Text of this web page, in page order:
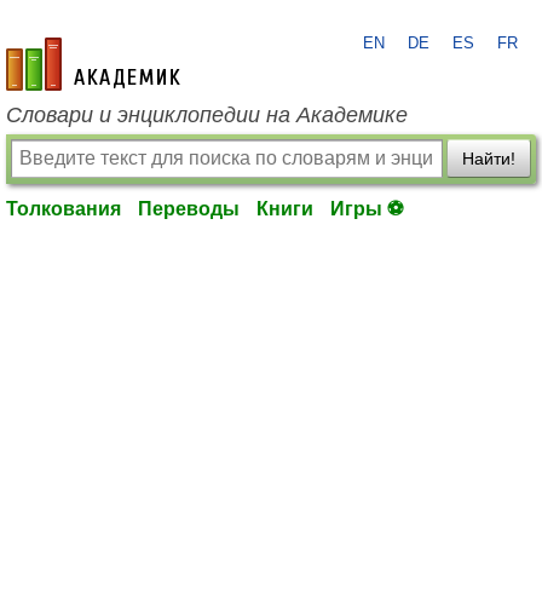
academic.ru
EN DE ES FR
Словари и энциклопедии на Академике
Найти!
Толкования Переводы Книги Игры ⚽